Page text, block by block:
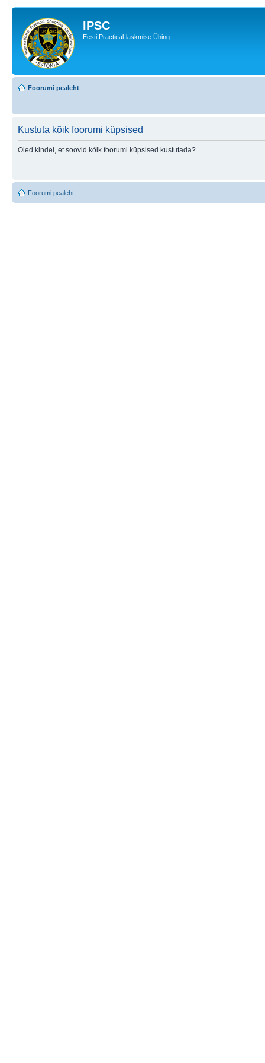
IPSC
Eesti Practical-laskmise Ühing
Foorumi pealeht
Kustuta kõik foorumi küpsised
Oled kindel, et soovid kõik foorumi küpsised kustutada?
Foorumi pealeht